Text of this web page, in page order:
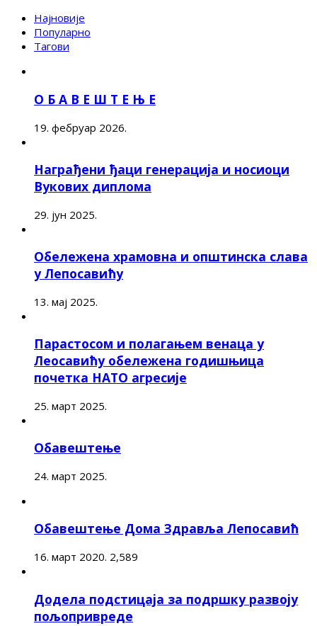
Најновије
Популарно
Тагови
О Б А В Е Ш Т Е Њ Е
19. фебруар 2026.
Награђени ђаци генерација и носиоци
Вукових диплома
29. јун 2025.
Обележена храмовна и општинска слава
у Лепосавићу
13. мај 2025.
Парастосом и полагањем венаца у
Леосавићу обележена годишњица
почетка НАТО агресије
25. март 2025.
Обавештење
24. март 2025.
Обавештење Дома Здравља Лепосавић
16. март 2020. 2,589
Додела подстицаја за подршку развоју
пољопривреде